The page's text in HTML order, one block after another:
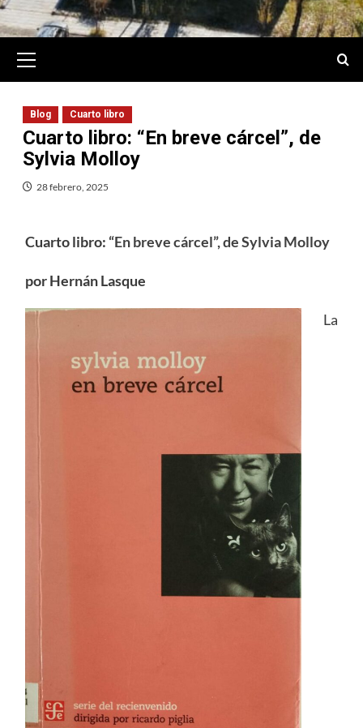
Menu
Blog Cuarto libro
Cuarto libro: “En breve cárcel”, de
Sylvia Molloy
28 febrero, 2025
Cuarto libro: “En breve cárcel”, de Sylvia Molloy
por Hernán Lasque
La